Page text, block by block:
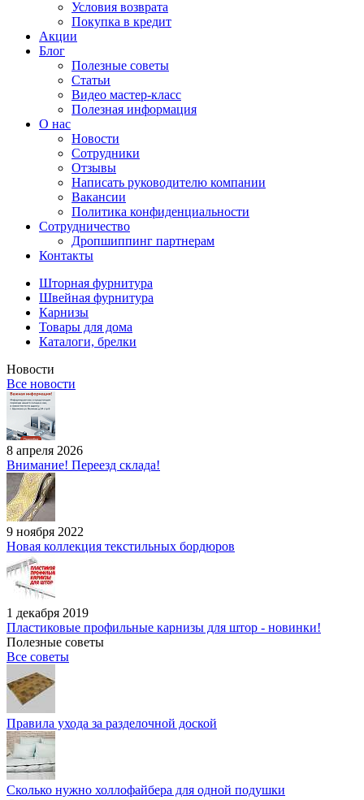
Условия возврата
Покупка в кредит
Акции
Блог
Полезные советы
Статьи
Видео мастер-класс
Полезная информация
О нас
Новости
Сотрудники
Отзывы
Написать руководителю компании
Вакансии
Политика конфиденциальности
Сотрудничество
Дропшиппинг партнерам
Контакты
Шторная фурнитура
Швейная фурнитура
Карнизы
Товары для дома
Каталоги, брелки
Новости
Все новости
8 апреля 2026
Внимание! Переезд склада!
9 ноября 2022
Новая коллекция текстильных бордюров
1 декабря 2019
Пластиковые профильные карнизы для штор - новинки!
Полезные советы
Все советы
Правила ухода за разделочной доской
Сколько нужно холлофайбера для одной подушки